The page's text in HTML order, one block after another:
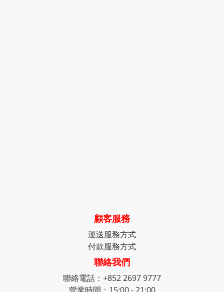
顧客服務
運送服務方式
付款服務方式
聯絡我們
聯絡電話：+852 2697 9777